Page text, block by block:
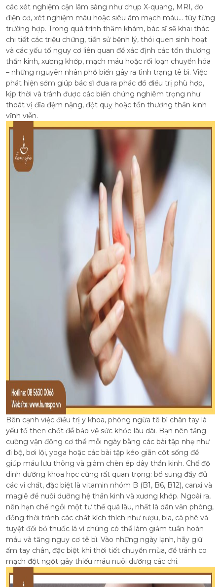
các xét nghiệm cận lâm sàng như chụp X-quang, MRI, đo
điện cơ, xét nghiệm máu hoặc siêu âm mạch máu… tùy từng
trường hợp. Trong quá trình thăm khám, bác sĩ sẽ khai thác
chi tiết các triệu chứng, tiền sử bệnh lý, thói quen sinh hoạt
và các yếu tố nguy cơ liên quan để xác định các tổn thương
thần kinh, xương khớp, mạch máu hoặc rối loạn chuyển hóa
– những nguyên nhân phổ biến gây ra tình trạng tê bì. Việc
phát hiện sớm giúp bác sĩ đưa ra phác đồ điều trị phù hợp,
kịp thời và tránh được các biến chứng nghiêm trọng như
thoát vị đĩa đệm nặng, đột quỵ hoặc tổn thương thần kinh
vĩnh viễn.
Bên cạnh việc điều trị y khoa, phòng ngừa tê bì chân tay là
yếu tố then chốt để bảo vệ sức khỏe lâu dài. Bạn nên tăng
cường vận động cơ thể mỗi ngày bằng các bài tập nhẹ như
đi bộ, bơi lội, yoga hoặc các bài tập kéo giãn cột sống để
giúp máu lưu thông và giảm chèn ép dây thần kinh. Chế độ
dinh dưỡng khoa học cũng rất quan trọng: bổ sung đầy đủ
các vi chất, đặc biệt là vitamin nhóm B (B1, B6, B12), canxi và
magiê để nuôi dưỡng hệ thần kinh và xương khớp. Ngoài ra,
nên hạn chế ngồi một tư thế quá lâu, nhất là dân văn phòng,
đồng thời tránh các chất kích thích như rượu, bia, cà phê và
tuyệt đối bỏ thuốc lá vì chúng có thể làm giảm tuần hoàn
máu và tăng nguy cơ tê bì. Vào những ngày lạnh, hãy giữ
ấm tay chân, đặc biệt khi thời tiết chuyển mùa, để tránh co
mạch đột ngột gây thiếu máu nuôi dưỡng các chi.